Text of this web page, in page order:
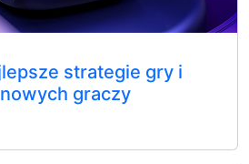
strategie gry i
graczy